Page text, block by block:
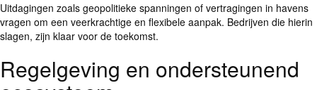
Uitdagingen zoals geopolitieke spanningen of vertragingen in havens
vragen om een veerkrachtige en flexibele aanpak. Bedrijven die hierin
slagen, zijn klaar voor de toekomst.
Regelgeving en ondersteunend